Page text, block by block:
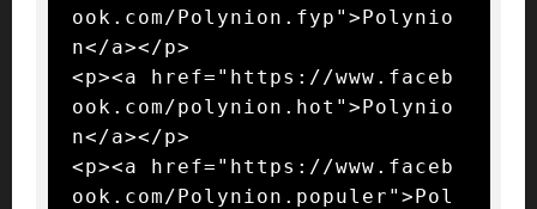
ook.com/Polynion.fyp">Polynio
n</a></p>
<p><a href="https://www.faceb
ook.com/polynion.hot">Polynio
n</a></p>
<p><a href="https://www.faceb
ook.com/Polynion.populer">Pol